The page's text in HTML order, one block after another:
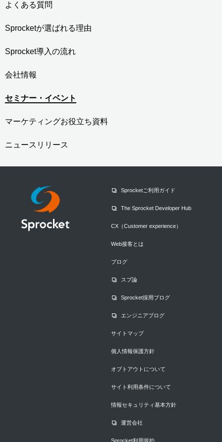
よくある質問
Sprocketが選ばれる理由
Sprocket導入の流れ
会社情報
セミナー・イベント
マーケティングお役立ち資料
ニュースリリース
Sprocketご利用ガイド
The Sprocket Developer Hub
CX（Customer experience）
Web接客とは
ブログ
スプ論
Sprocket採用ブログ
エンジニアブログ
サイトマップ
個人情報保護方針
オプトアウトについて
サイト利用条件について
情報セキュリティ基本方針
運営会社
Sprocket利用規約